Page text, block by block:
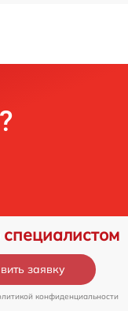
заявку
конфиденциальности